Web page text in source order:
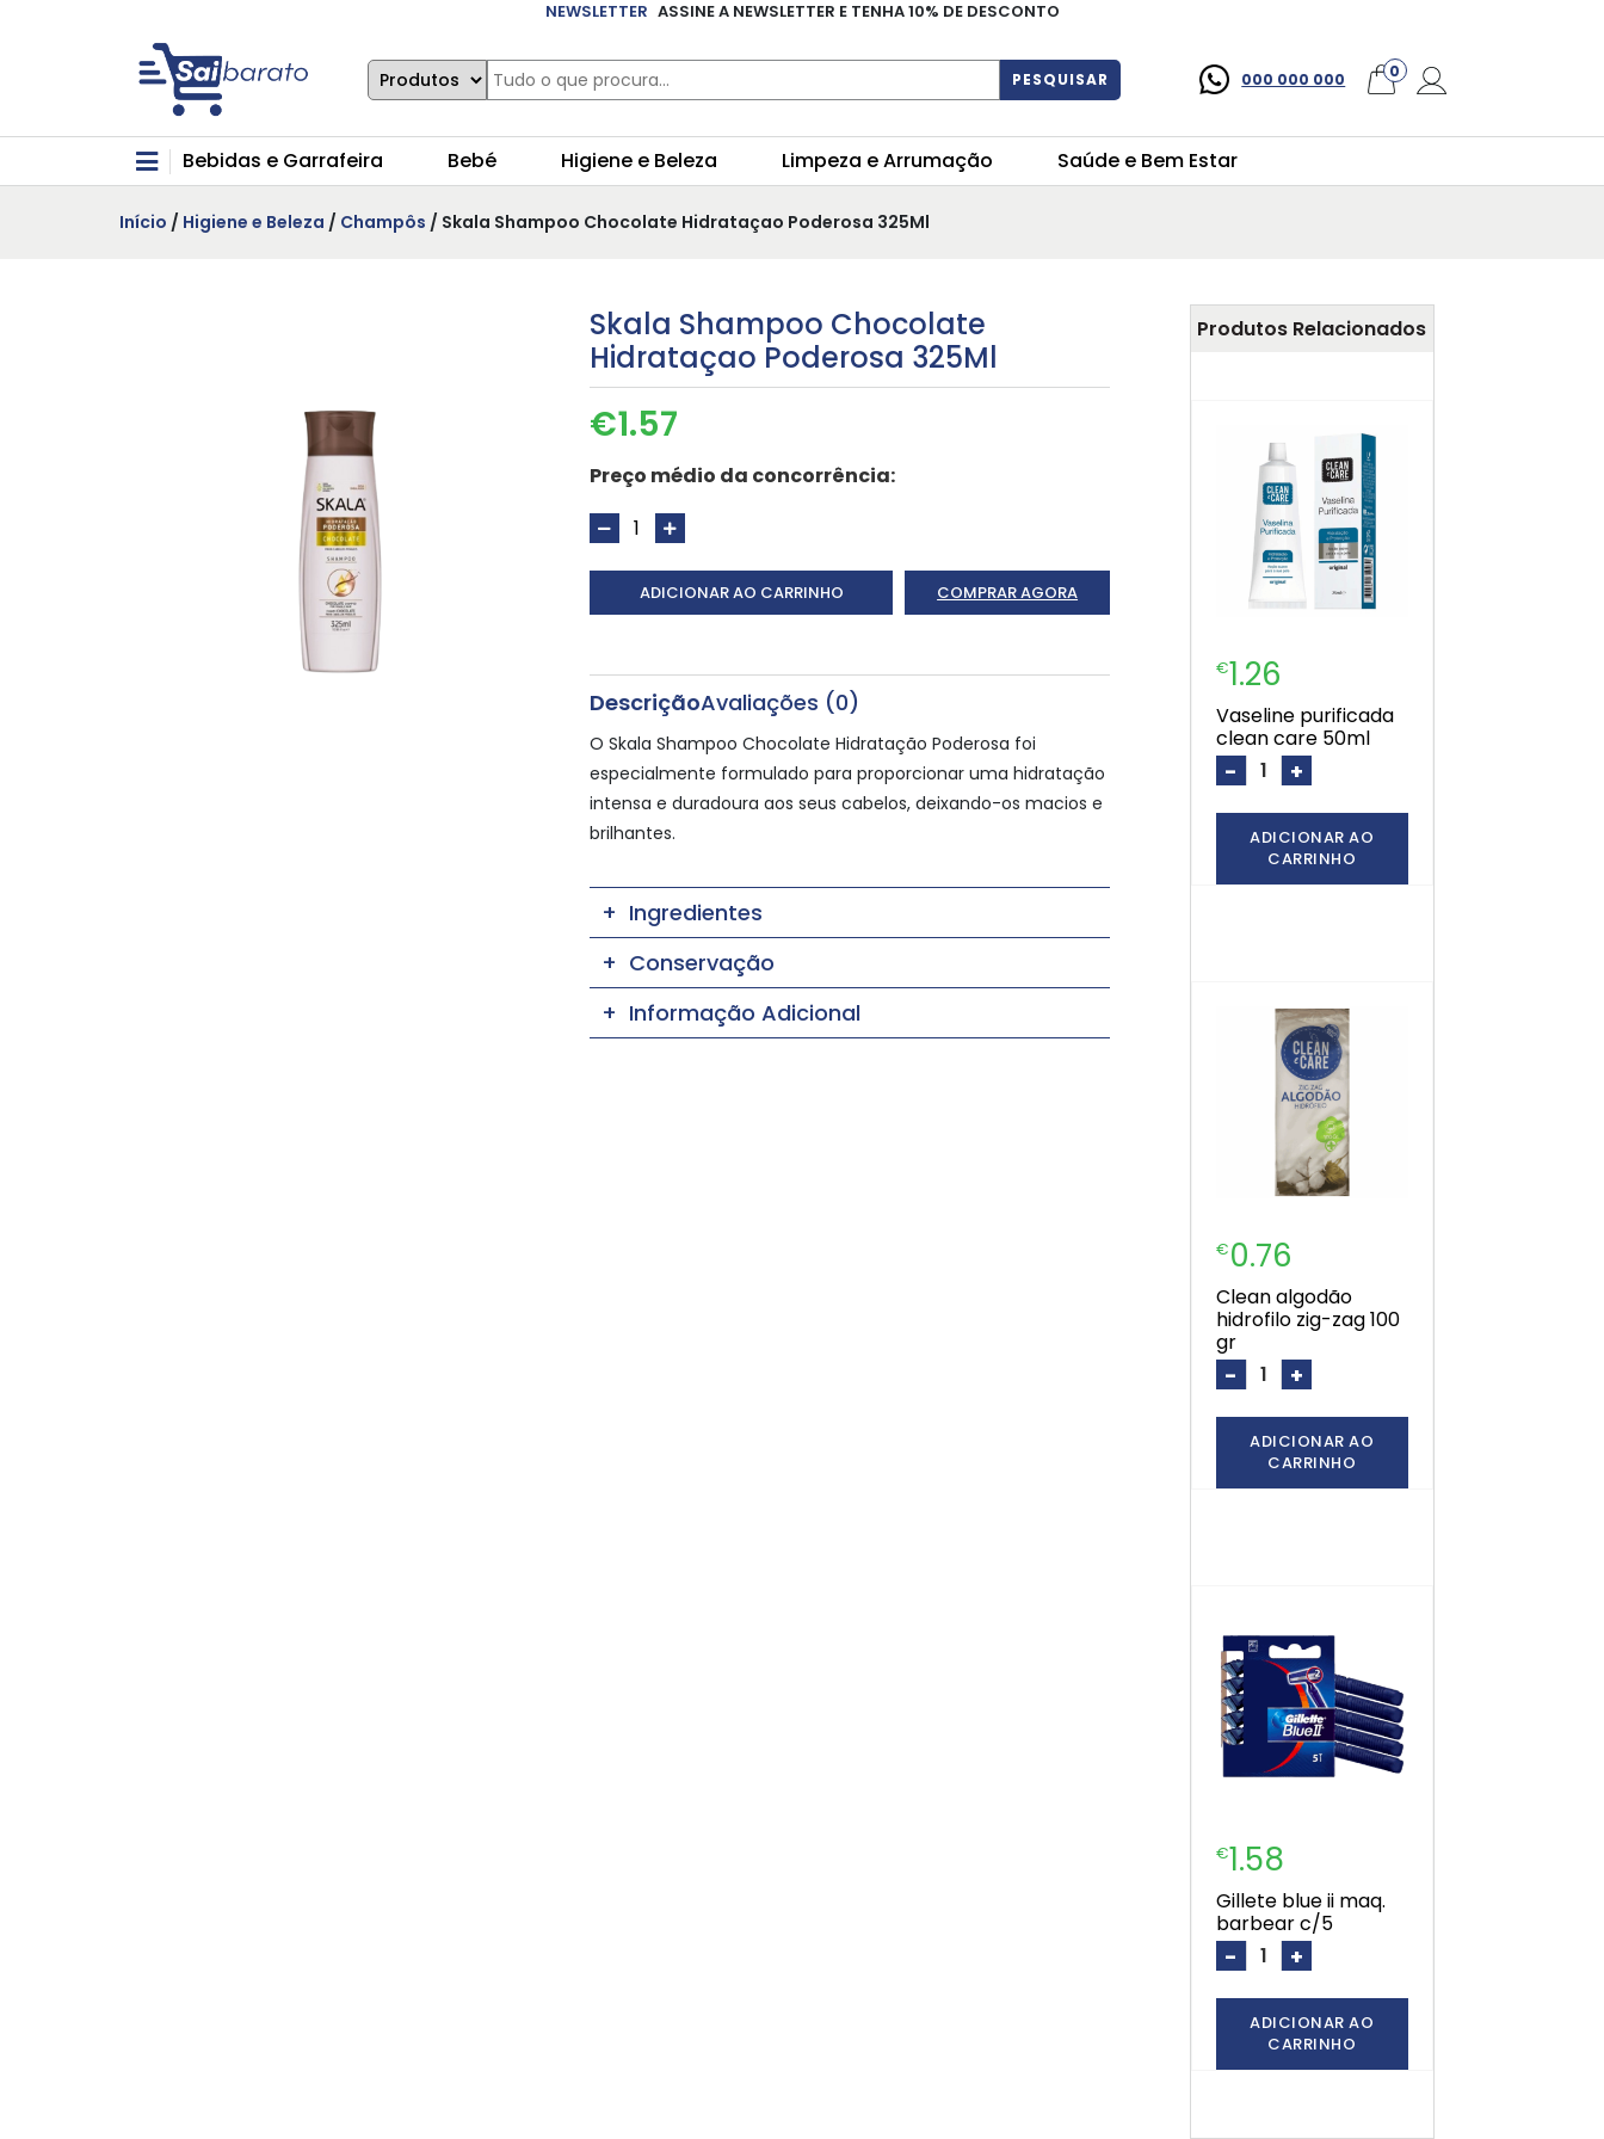
NEWSLETTER ASSINE A NEWSLETTER E TENHA 10% DE DESCONTO
PESQUISAR 000 000 000 0
Bebidas e Garrafeira Bebé Higiene e Beleza Limpeza e Arrumação Saúde e Bem Estar
Início / Higiene e Beleza / Champôs / Skala Shampoo Chocolate Hidrataçao Poderosa 325Ml
Skala Shampoo Chocolate
Hidrataçao Poderosa 325Ml
€1.57
Preço médio da concorrência:
ADICIONAR AO CARRINHO COMPRAR AGORA
DescriçãoAvaliações (0)
O Skala Shampoo Chocolate Hidratação Poderosa foi
especialmente formulado para proporcionar uma hidratação
intensa e duradoura aos seus cabelos, deixando-os macios e
brilhantes.
Ingredientes
Conservação
Informação Adicional
Produtos Relacionados
€1.26
vaseline purificada
clean care 50ml
- +
ADICIONAR AO
CARRINHO
€0.76
clean algodão
hidrofilo zig-zag 100
gr
- +
ADICIONAR AO
CARRINHO
€1.58
gillete blue ii maq.
barbear c/5
- +
ADICIONAR AO
CARRINHO